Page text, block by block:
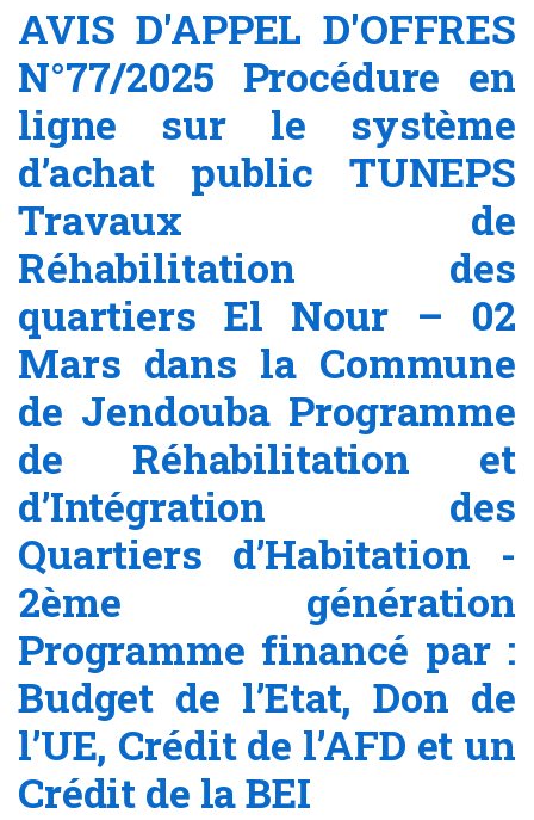
AVIS D'APPEL D'OFFRES
N°77/2025 Procédure en
ligne sur le système
d’achat public TUNEPS
Travaux de
Réhabilitation des
quartiers El Nour – 02
Mars dans la Commune
de Jendouba Programme
de Réhabilitation et
d’Intégration des
Quartiers d’Habitation -
2ème génération
Programme financé par :
Budget de l’Etat, Don de
l’UE, Crédit de l’AFD et un
Crédit de la BEI